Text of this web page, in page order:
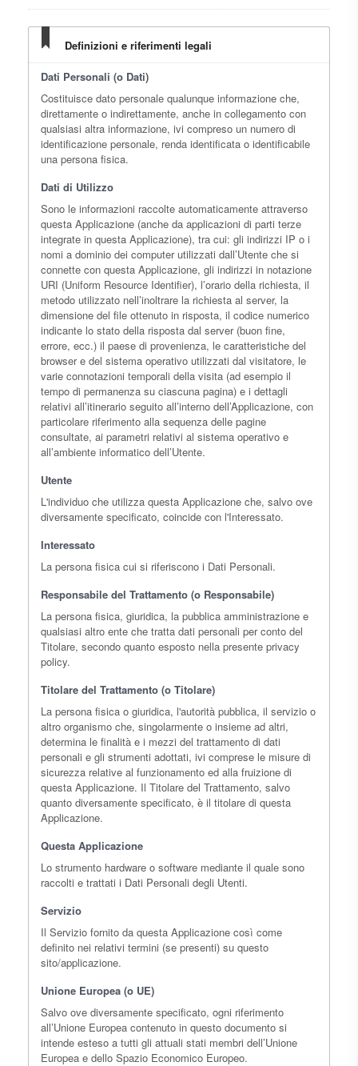
Definizioni e riferimenti legali
Dati Personali (o Dati)
Costituisce dato personale qualunque informazione che,
direttamente o indirettamente, anche in collegamento con
qualsiasi altra informazione, ivi compreso un numero di
identificazione personale, renda identificata o identificabile
una persona fisica.
Dati di Utilizzo
Sono le informazioni raccolte automaticamente attraverso
questa Applicazione (anche da applicazioni di parti terze
integrate in questa Applicazione), tra cui: gli indirizzi IP o i
nomi a dominio dei computer utilizzati dall’Utente che si
connette con questa Applicazione, gli indirizzi in notazione
URI (Uniform Resource Identifier), l’orario della richiesta, il
metodo utilizzato nell’inoltrare la richiesta al server, la
dimensione del file ottenuto in risposta, il codice numerico
indicante lo stato della risposta dal server (buon fine,
errore, ecc.) il paese di provenienza, le caratteristiche del
browser e del sistema operativo utilizzati dal visitatore, le
varie connotazioni temporali della visita (ad esempio il
tempo di permanenza su ciascuna pagina) e i dettagli
relativi all’itinerario seguito all’interno dell’Applicazione, con
particolare riferimento alla sequenza delle pagine
consultate, ai parametri relativi al sistema operativo e
all’ambiente informatico dell’Utente.
Utente
L'individuo che utilizza questa Applicazione che, salvo ove
diversamente specificato, coincide con l'Interessato.
Interessato
La persona fisica cui si riferiscono i Dati Personali.
Responsabile del Trattamento (o Responsabile)
La persona fisica, giuridica, la pubblica amministrazione e
qualsiasi altro ente che tratta dati personali per conto del
Titolare, secondo quanto esposto nella presente privacy
policy.
Titolare del Trattamento (o Titolare)
La persona fisica o giuridica, l'autorità pubblica, il servizio o
altro organismo che, singolarmente o insieme ad altri,
determina le finalità e i mezzi del trattamento di dati
personali e gli strumenti adottati, ivi comprese le misure di
sicurezza relative al funzionamento ed alla fruizione di
questa Applicazione. Il Titolare del Trattamento, salvo
quanto diversamente specificato, è il titolare di questa
Applicazione.
Questa Applicazione
Lo strumento hardware o software mediante il quale sono
raccolti e trattati i Dati Personali degli Utenti.
Servizio
Il Servizio fornito da questa Applicazione così come
definito nei relativi termini (se presenti) su questo
sito/applicazione.
Unione Europea (o UE)
Salvo ove diversamente specificato, ogni riferimento
all’Unione Europea contenuto in questo documento si
intende esteso a tutti gli attuali stati membri dell’Unione
Europea e dello Spazio Economico Europeo.